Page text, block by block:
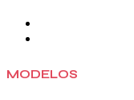
MODELOS